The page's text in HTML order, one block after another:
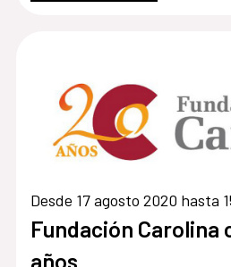
Desde 17 agosto 2020 hasta
Fundación Carolina
años